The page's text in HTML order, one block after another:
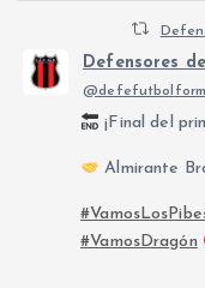
Defensores
¡Final del
Almirante
#VamosDragón